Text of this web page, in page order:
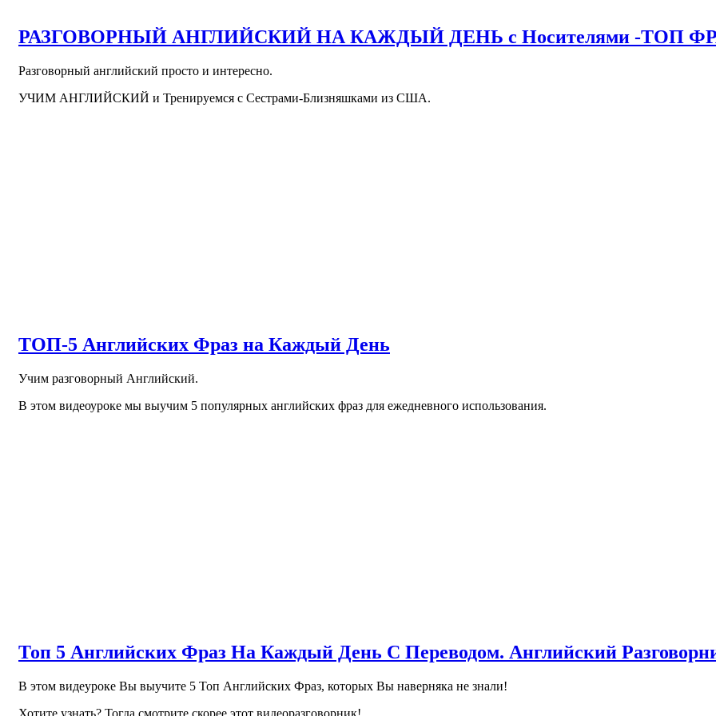
РАЗГОВОРНЫЙ АНГЛИЙСКИЙ НА КАЖДЫЙ ДЕНЬ с Носителями -ТОП
Разговорный английский просто и интересно.
УЧИМ АНГЛИЙСКИЙ и Тренируемся с Сестрами-Близняшками из США.
ТОП-5 Английских Фраз на Каждый День
Учим разговорный Английский.
В этом видеоуроке мы выучим 5 популярных английских фраз для ежедневного использования.
Топ 5 Английских Фраз На Каждый День С Переводом. Английский
В этом видеуроке Вы выучите 5 Топ Английских Фраз, которых Вы наверняка не знали!
Хотите узнать? Тогда смотрите скорее этот видеоразговорник!